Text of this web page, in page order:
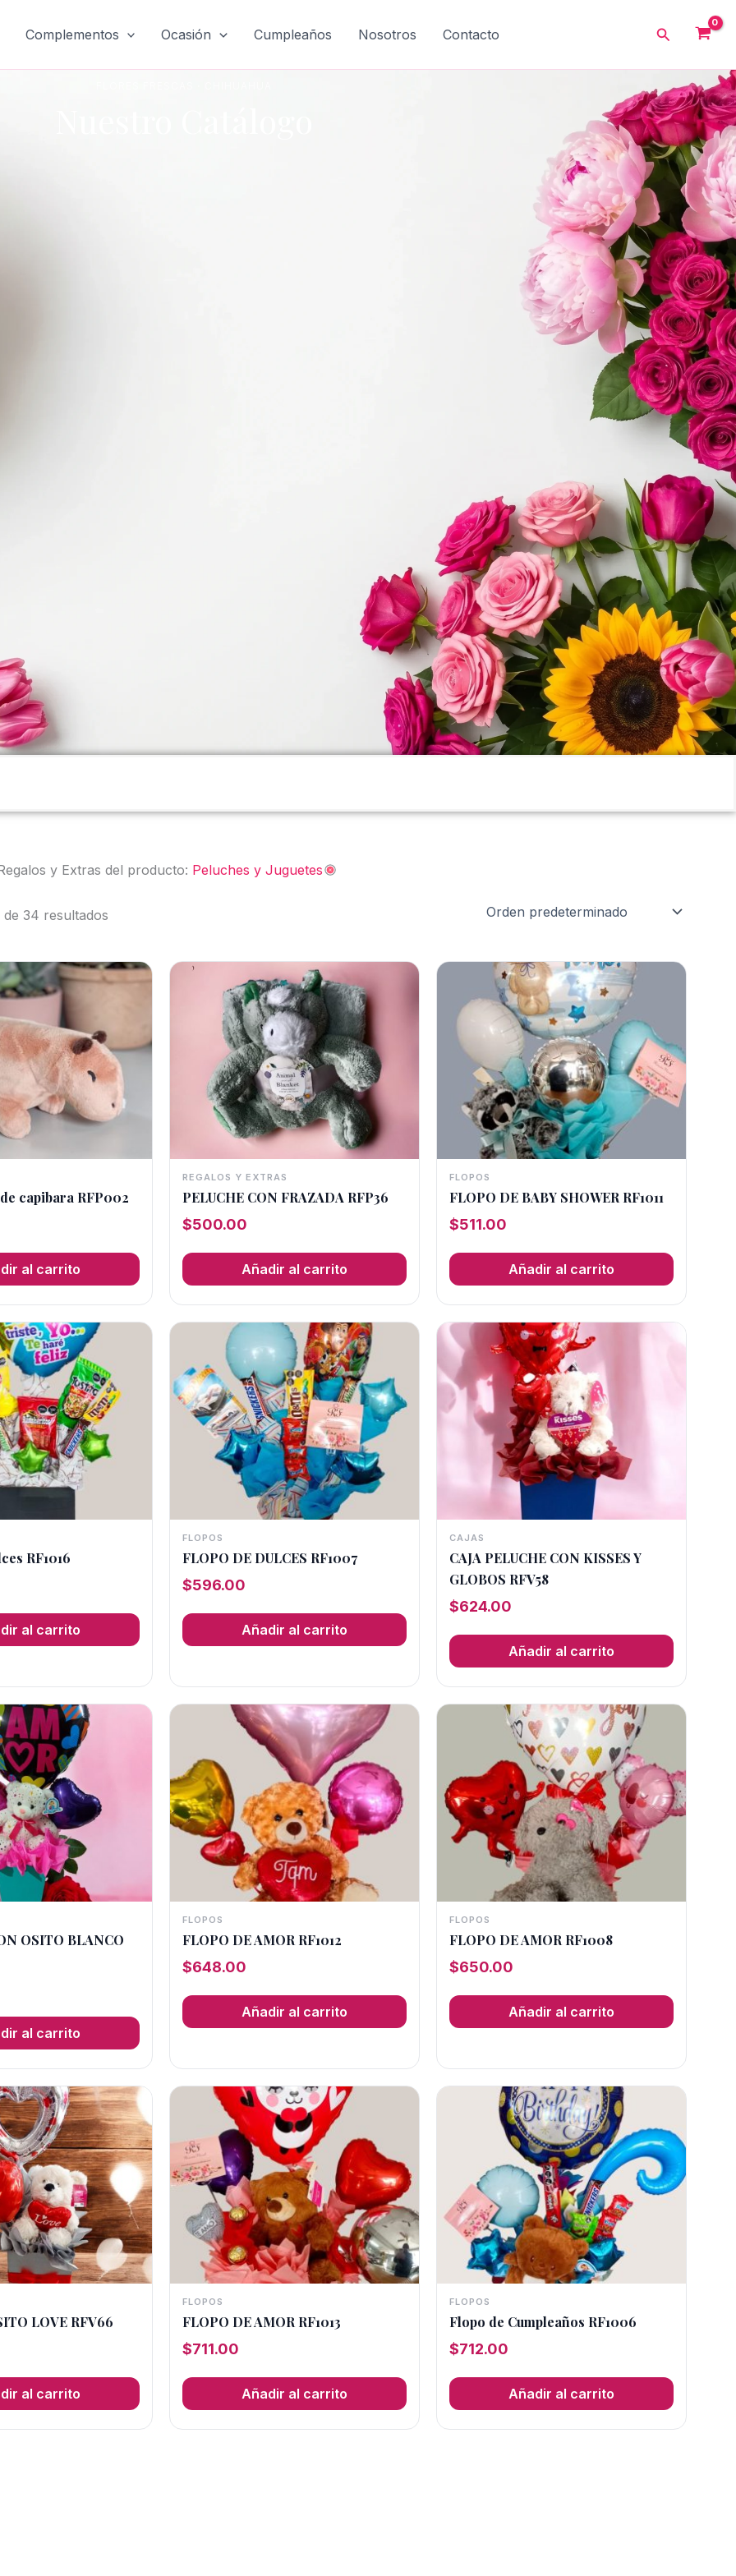
Complementos Ocasión Cumpleaños Nosotros Contacto Buscar
y Extras del producto: Peluches y Juguetes
de 34 resultados
capibara RFP002
al carrito
REGALOS Y EXTRAS
PELUCHE CON FRAZADA RFP36
$500.00
Añadir al carrito
FLOPOS
FLOPO DE BABY SHOWER RF1011
$511.00
Añadir al carrito
RF1016
al carrito
FLOPOS
FLOPO DE DULCES RF1007
$596.00
Añadir al carrito
CAJAS
CAJA PELUCHE CON KISSES Y
GLOBOS RFV58
$624.00
Añadir al carrito
OSITO BLANCO
al carrito
FLOPOS
FLOPO DE AMOR RF1012
$648.00
Añadir al carrito
FLOPOS
FLOPO DE AMOR RF1008
$650.00
Añadir al carrito
LOVE RFV66
al carrito
FLOPOS
FLOPO DE AMOR RF1013
$711.00
Añadir al carrito
FLOPOS
Flopo de Cumpleaños RF1006
$712.00
Añadir al carrito